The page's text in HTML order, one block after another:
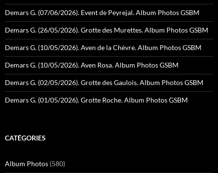
Demars G. (07/06/2026). Event de Peyrejal. Album Photos GSBM
Demars G. (26/05/2026). Grotte des Murettes. Album Photos GSBM
Demars G. (10/05/2026). Aven de la Chèvre. Album Photos GSBM
Demars G. (10/05/2026). Aven Rosa. Album Photos GSBM
Demars G. (02/05/2026). Grotte des Gaulois. Album Photos GSBM
Demars G. (01/05/2026). Grotte Roche. Album Photos GSBM
CATÉGORIES
Album Photos (580)